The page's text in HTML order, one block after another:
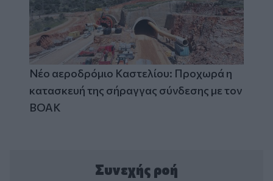
Νέο αεροδρόμιο Καστελίου: Προχωρά η
κατασκευή της σήραγγας σύνδεσης με τον
ΒΟΑΚ
Συνεχής ροή